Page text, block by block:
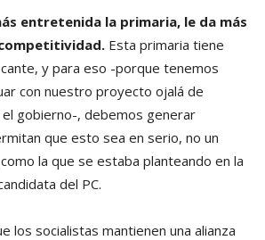
entretenida la primaria, le da más
Esta primaria tiene
y para eso -porque tenemos
con nuestro proyecto ojalá de
gobierno-, debemos generar
que esto sea en serio, no un
la que se estaba planteando en la
del PC.
los socialistas mantienen una alianza